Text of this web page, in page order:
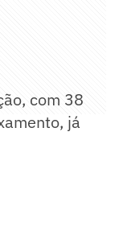
com 38
já